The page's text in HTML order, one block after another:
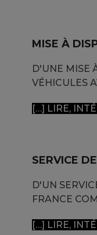
MISE À
D'UNE MISE
VÉHICULES
[…] LIRE,
SERVICE
D'UN
FRANCE
[…] LIRE,